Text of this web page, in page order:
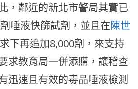
，鄰近的新北市警局其實已
唾液快篩試劑，並且在陳世
下再追加8,000劑，來支持
求教育局一併添購，讓稽查
迅速且有效的毒品唾液檢測